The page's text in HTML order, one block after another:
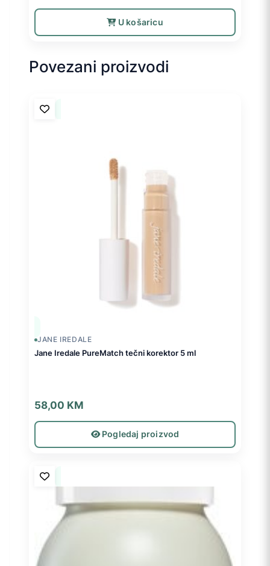
U košaricu
Povezani proizvodi
JANE IREDALE
Jane Iredale PureMatch tečni korektor 5 ml
58,00 KM
Pogledaj proizvod